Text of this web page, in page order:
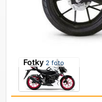
Fotky 2 foto